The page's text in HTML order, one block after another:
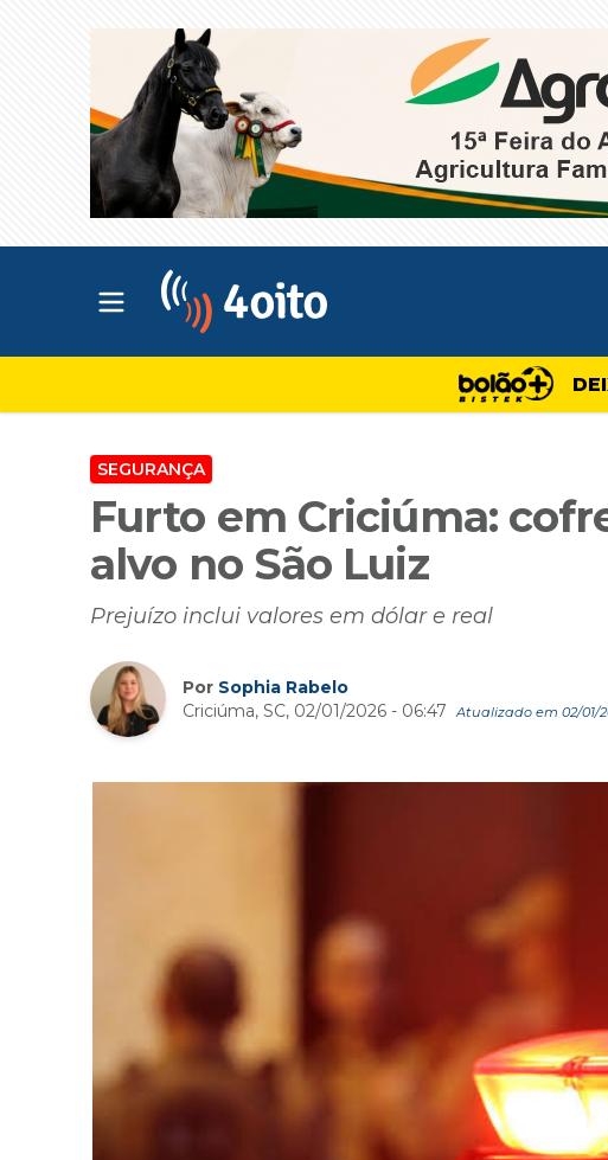
Abrir menu principal
SEGURANÇA
Furto em Criciúma:
alvo no São Luiz
Prejuízo inclui valores em dólar e real
Por Sophia Rabelo
Criciúma, SC, 02/01/2026 - 06:47
Atualizado em 02/01/